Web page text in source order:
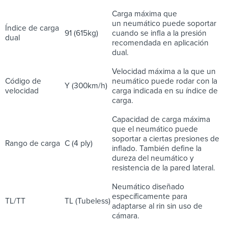
Índice de carga
dual
91 (615kg)
Carga máxima que
un neumático puede soportar
cuando se infla a la presión
recomendada en aplicación
dual.
Código de
velocidad
Y (300km/h)
Velocidad máxima a la que un
neumático puede rodar con la
carga indicada en su índice de
carga.
Rango de carga C (4 ply)
Capacidad de carga máxima
que el neumático puede
soportar a ciertas presiones de
inflado. También define la
dureza del neumático y
resistencia de la pared lateral.
TL/TT TL (Tubeless)
Neumático diseñado
específicamente para
adaptarse al rin sin uso de
cámara.